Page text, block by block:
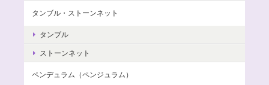
タンブル・ストーンネット
タンブル
ストーンネット
ペンデュラム（ペンジュラム）